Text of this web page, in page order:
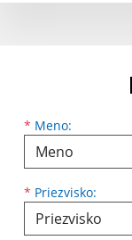
* Meno:
Meno
* Priezvisko:
Priezvisko
E-mailová adresa